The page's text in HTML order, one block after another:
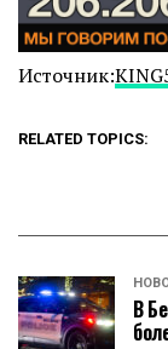
Источник:
RELATED TOPICS:
В